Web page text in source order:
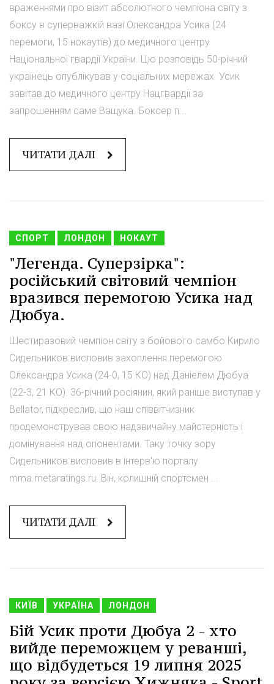
враженнями про візит абсолютного чемпіона світу з
боксу в суперважкій вазі Олександра Усика (24
перемоги, 15 нокаутів) до медичного центру
Національної гвардії України. Цю розповідь 50-річний
українець опублікував у соціальних мережах. Усик
завітав до медичного центру Нацгвардії за
запрошенням саме Ващука. Боксер п...
ЧИТАТИ ДАЛІ
СПОРТ ЛОНДОН НОКАУТ
"Легенда. Суперзірка":
російський світовий чемпіон
вразився перемогою Усика над
Дюбуа.
Шестиразовий чемпіон світу з бойового самбо Кирило
Сидельников висловив захоплення перемогою
Олександра Усика (24-0, 15 КО) над Даніелем Дюбуа
(22-3, 21 КО). 36-річний росіянин, який раніше виступав у
Bellator, підкреслив, що наш співвітчизник
продемонстрував свою надзвичайну майстерність і
домінування над опонентами. Таку точку зору
Сидельников висловив в інтерв'ю порталу
mma.metaratings.ru. Він, колишній спортсмен ...
ЧИТАТИ ДАЛІ
КИЇВ УКРАЇНА ЛОНДОН
Бій Усик проти Дюбуа 2 - хто
вийде переможцем у реванші,
що відбудеться 19 липня 2025